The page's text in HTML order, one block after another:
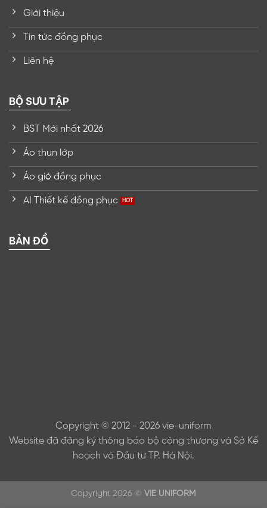
Giới thiệu
Tin tức đồng phục
Liên hệ
BỘ SƯU TẬP
BST Mới nhất 2026
Áo thun lớp
Áo gió đồng phục
AI Thiết kế đồng phục
BẢN ĐỒ
Copyright © 2012 - 2026 vie-uniform
Website đã đăng ký thông báo bộ công thương và Sở Kế
hoạch và Đầu tư TP. Hà Nội.
Copyright 2026 © VIE UNIFORM